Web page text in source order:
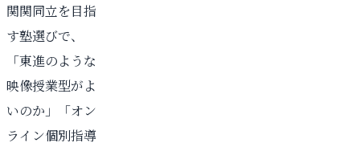
関関同立を目指
す塾選びで、
「東進のような
映像授業型がよ
いのか」「オン
ライン個別指導